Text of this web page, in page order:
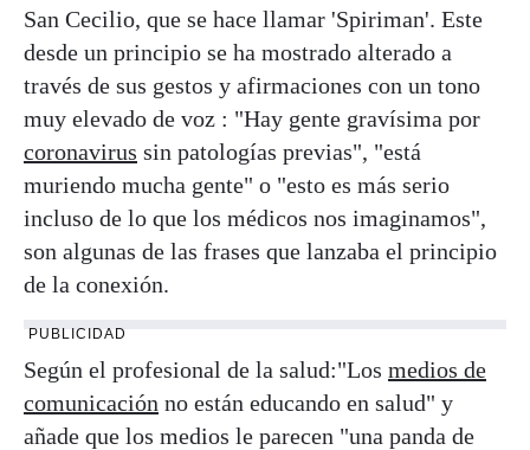
San Cecilio, que se hace llamar 'Spiriman'. Este
desde un principio se ha mostrado alterado a
través de sus gestos y afirmaciones con un tono
muy elevado de voz : "Hay gente gravísima por
coronavirus sin patologías previas", "está
muriendo mucha gente" o "esto es más serio
incluso de lo que los médicos nos imaginamos",
son algunas de las frases que lanzaba el principio
de la conexión.
PUBLICIDAD
Según el profesional de la salud:"Los medios de
comunicación no están educando en salud" y
añade que los medios le parecen "una panda de